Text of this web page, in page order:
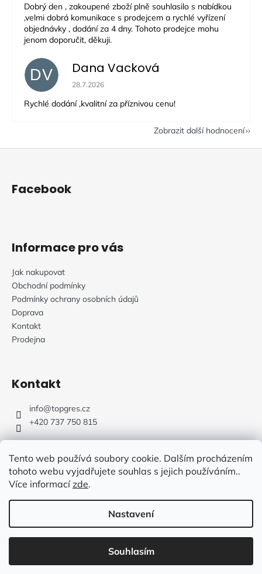
Tento web používá soubory cookie. Dalším procházením
tohoto webu vyjadřujete souhlas s jejich používáním..
Více informacízde.
Nastavení
Souhlasím
Dobrý den , zakoupené zboží plně souhlasilo s nabídkou
,velmi dobrá komunikace s prodejcem a rychlé vyřízení
objednávky , dodání za 4 dny. Tohoto prodejce mohu
jenom doporučit, děkuji.
DV Dana Vacková
Hodnocení obchodu je 5 z 5 hvězdiček.
28.7.2026
Rychlé dodání ,kvalitní za příznivou cenu!
Zobrazit další hodnocení
Z
Facebook
Informace pro vás
Jak nakupovat
Obchodní podmínky
Podmínky ochrany osobních údajů
Doprava
Kontakt
Prodejna
Kontakt
info@topgres.cz
+420 737 750 815
TOPGRES.CZ. Všechna práva vyhrazena.